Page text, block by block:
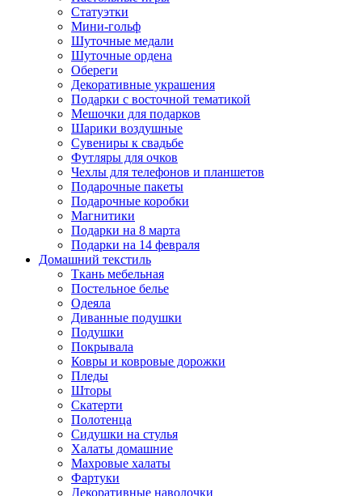
Статуэтки
Мини-гольф
Шуточные медали
Шуточные ордена
Обереги
Декоративные украшения
Подарки с восточной тематикой
Мешочки для подарков
Шарики воздушные
Сувениры к свадьбе
Футляры для очков
Чехлы для телефонов и планшетов
Подарочные пакеты
Подарочные коробки
Магнитики
Подарки на 8 марта
Подарки на 14 февраля
Домашний текстиль
Ткань мебельная
Постельное белье
Одеяла
Диванные подушки
Подушки
Покрывала
Ковры и ковровые дорожки
Пледы
Шторы
Скатерти
Полотенца
Сидушки на стулья
Халаты домашние
Махровые халаты
Фартуки
Декоративные наволочки